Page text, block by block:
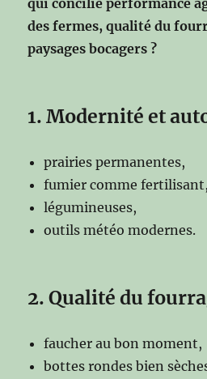
des fermes, qualité du
paysages bocagers ?
1. Modernité et
prairies permanentes,
fumier comme fertilisant,
légumineuses,
outils météo modernes.
2. Qualité du
faucher au bon moment,
bottes rondes bien